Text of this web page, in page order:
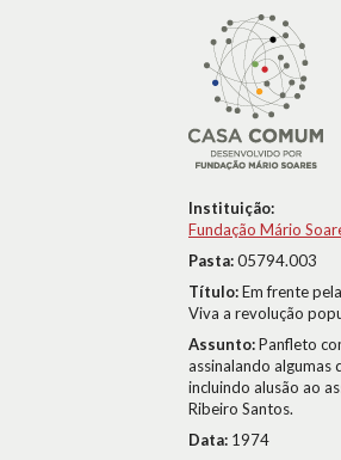
Instituição:
Fundação Mário
Pasta:05794.003
Título:Em frente
Viva a revolução
Assunto:Panfleto
assinalando algumas
incluindo alusão ao
Ribeiro Santos.
Data: 1974